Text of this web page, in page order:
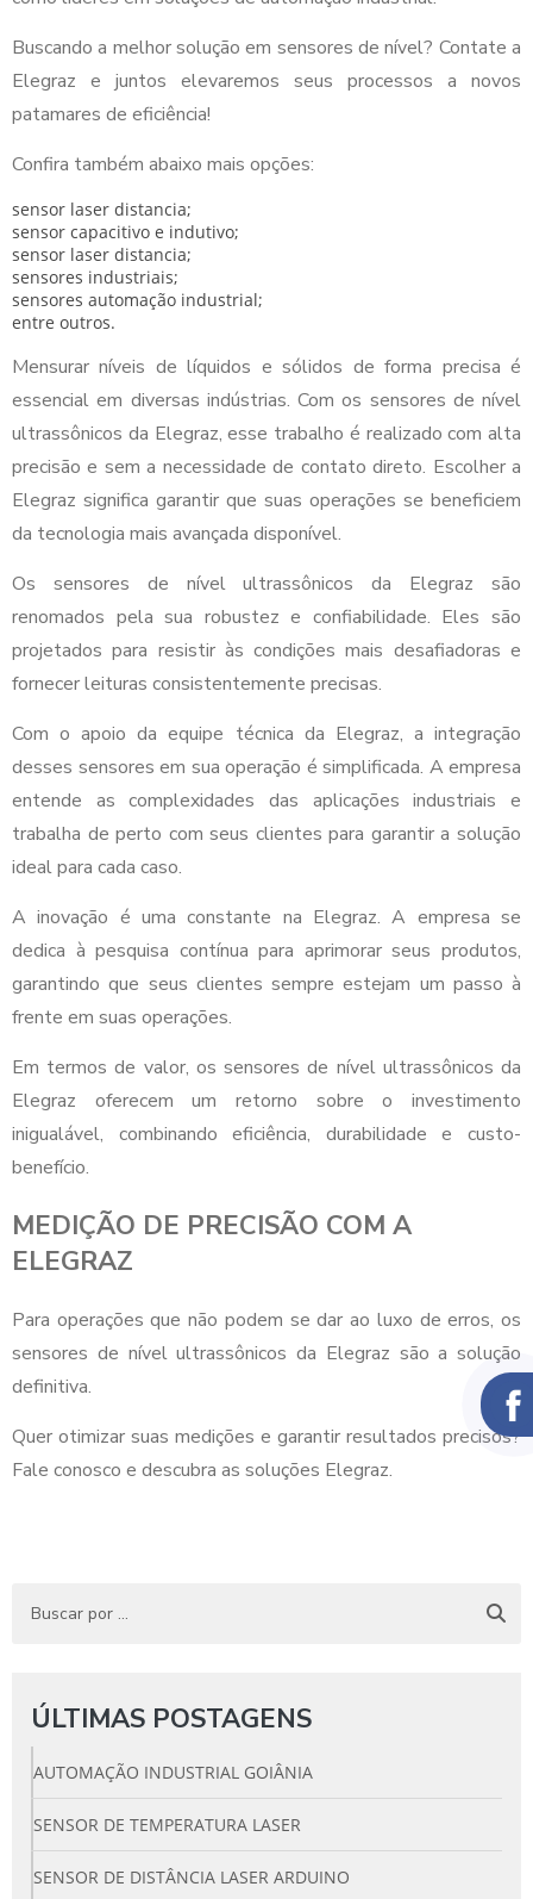
Buscando a melhor solução em sensores de nível? Contate a
Elegraz e juntos elevaremos seus processos a novos
patamares de eficiência!
Confira também abaixo mais opções:
sensor laser distancia;
sensor capacitivo e indutivo;
sensor laser distancia;
sensores industriais;
sensores automação industrial;
entre outros.
Mensurar níveis de líquidos e sólidos de forma precisa é
essencial em diversas indústrias. Com os sensores de nível
ultrassônicos da Elegraz, esse trabalho é realizado com alta
precisão e sem a necessidade de contato direto. Escolher a
Elegraz significa garantir que suas operações se beneficiem
da tecnologia mais avançada disponível.
Os sensores de nível ultrassônicos da Elegraz são
renomados pela sua robustez e confiabilidade. Eles são
projetados para resistir às condições mais desafiadoras e
fornecer leituras consistentemente precisas.
Com o apoio da equipe técnica da Elegraz, a integração
desses sensores em sua operação é simplificada. A empresa
entende as complexidades das aplicações industriais e
trabalha de perto com seus clientes para garantir a solução
ideal para cada caso.
A inovação é uma constante na Elegraz. A empresa se
dedica à pesquisa contínua para aprimorar seus produtos,
garantindo que seus clientes sempre estejam um passo à
frente em suas operações.
Em termos de valor, os sensores de nível ultrassônicos da
Elegraz oferecem um retorno sobre o investimento
inigualável, combinando eficiência, durabilidade e custo-
benefício.
MEDIÇÃO DE PRECISÃO COM A
ELEGRAZ
Para operações que não podem se dar ao luxo de erros, os
sensores de nível ultrassônicos da Elegraz são a solução
definitiva.
Quer otimizar suas medições e garantir resultados precisos?
Fale conosco e descubra as soluções Elegraz.
ÚLTIMAS POSTAGENS
AUTOMAÇÃO INDUSTRIAL GOIÂNIA
SENSOR DE TEMPERATURA LASER
SENSOR DE DISTÂNCIA LASER ARDUINO